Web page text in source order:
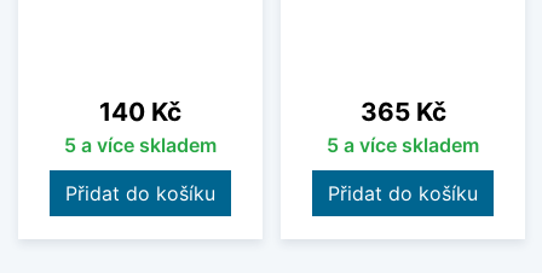
Cena
140 Kč
5 a více skladem
Přidat do košíku
Cena
365 Kč
5 a více skladem
Přidat do košíku